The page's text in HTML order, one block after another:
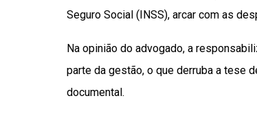
Seguro Social (INSS), arcar com as
Na opinião do advogado, a
parte da gestão, o que derruba a tese
documental.